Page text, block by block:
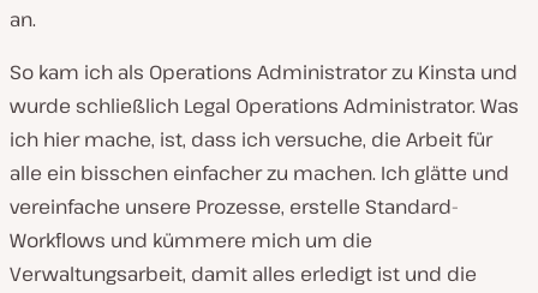
an.
So kam ich als Operations Administrator zu Kinsta und
wurde schließlich Legal Operations Administrator. Was
ich hier mache, ist, dass ich versuche, die Arbeit für
alle ein bisschen einfacher zu machen. Ich glätte und
vereinfache unsere Prozesse, erstelle Standard-
Workflows und kümmere mich um die
Verwaltungsarbeit, damit alles erledigt ist und die